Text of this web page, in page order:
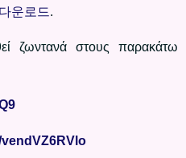
운로드.
ζωντανά στους παρακάτω